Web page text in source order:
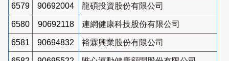
6579 90692004 龍碩投資股份有限公司
6580 90692118 連網健康科技股份有限公司
6581 90694832 裕霖興業股份有限公司